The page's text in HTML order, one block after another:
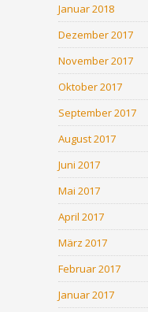
Januar 2018
Dezember 2017
November 2017
Oktober 2017
September 2017
August 2017
Juni 2017
Mai 2017
April 2017
März 2017
Februar 2017
Januar 2017